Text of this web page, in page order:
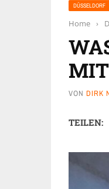
DÜSSELDORF
Home ›
VON DIRK
TEILEN: